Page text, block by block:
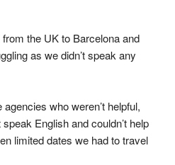
the UK to Barcelona and
as we didn’t speak any
who weren’t helpful,
speak English and couldn’t help
limited dates we had to travel